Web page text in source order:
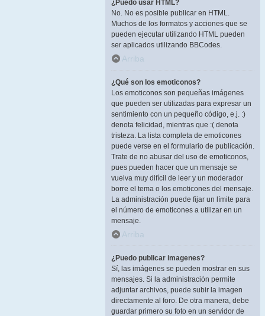
¿Puedo usar HTML?
No. No es posible publicar en HTML.
Muchos de los formatos y acciones que se
pueden ejecutar utilizando HTML pueden
ser aplicados utilizando BBCodes.
Arriba
¿Qué son los emoticonos?
Los emoticonos son pequeñas imágenes
que pueden ser utilizadas para expresar un
sentimiento con un pequeño código, e.j. :)
denota felicidad, mientras que :( denota
tristeza. La lista completa de emoticones
puede verse en el formulario de publicación.
Trate de no abusar del uso de emoticonos,
pues pueden hacer que un mensaje se
vuelva muy difícil de leer y un moderador
borre el tema o los emoticones del mensaje.
La administración puede fijar un límite para
el número de emoticones a utilizar en un
mensaje.
Arriba
¿Puedo publicar imagenes?
Sí, las imágenes se pueden mostrar en sus
mensajes. Si la administración permite
adjuntar archivos, puede subir la imagen
directamente al foro. De otra manera, debe
guardar primero su foto en un servidor de